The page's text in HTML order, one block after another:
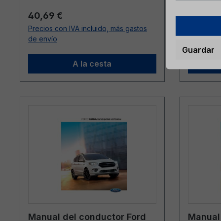
Precio normal:
40,69 €
Precios con IVA incluido, más gastos
de envío
A la cesta
Precio
45,94 €
Precios
de envío
Manual del conductor Ford
Guardar